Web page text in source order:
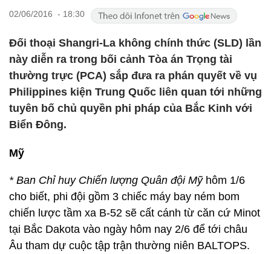
02/06/2016 - 18:30
Đối thoại Shangri-La không chính thức (SLD) lần
này diễn ra trong bối cảnh Tòa án Trọng tài
thường trực (PCA) sắp đưa ra phán quyết về vụ
Philippines kiện Trung Quốc liên quan tới những
tuyên bố chủ quyền phi pháp của Bắc Kinh với
Biển Đông.
Mỹ
* Ban Chỉ huy Chiến lượng Quân đội Mỹhôm 1/6
cho biết, phi đội gồm 3 chiếc máy bay ném bom
chiến lược tầm xa B-52 sẽ cất cánh từ căn cứ Minot
tại Bắc Dakota vào ngày hôm nay 2/6 để tới châu
Âu tham dự cuộc tập trận thường niên BALTOPS.